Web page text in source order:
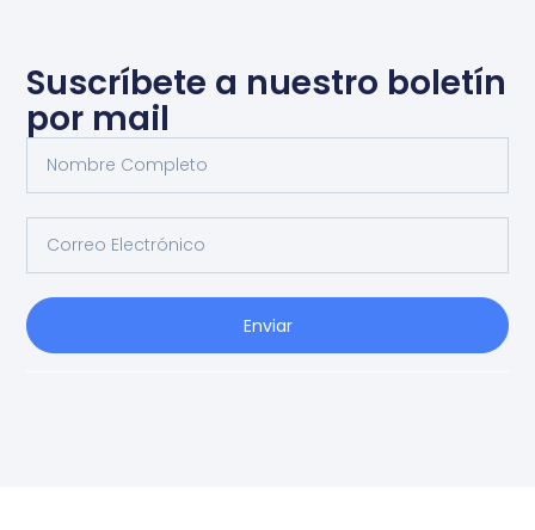
Suscríbete a nuestro boletín
por mail
Enviar